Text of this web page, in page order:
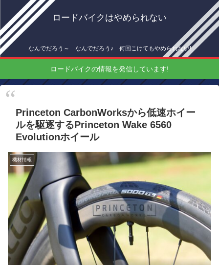
ロードバイクはやめられない
なんでだろう～ なんでだろう♪ 何回こけてもやめられない!
ロードバイクの情報を発信しています!
Princeton CarbonWorksから低速ホイー
ルを駆逐するPrinceton Wake 6560
Evolutionホイール
機材情報